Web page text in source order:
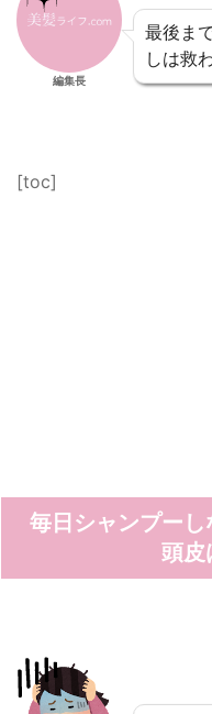
編集長
最後ま
しは救
[toc]
毎日シャンプー
頭皮